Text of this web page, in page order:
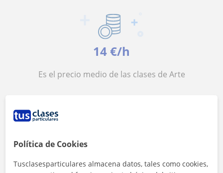
14 €/h
Es el precio medio de las clases de Arte
<4h
Política de Cookies
Tusclasesparticulares almacena datos, tales como cookies,